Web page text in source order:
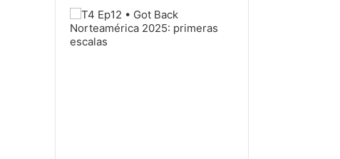
Player